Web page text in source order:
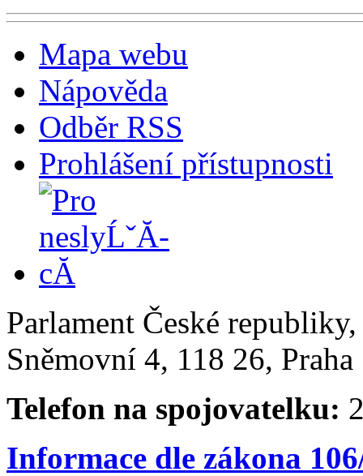
Mapa webu
Nápověda
Odběr RSS
Prohlášení přístupnosti
Parlament České
Sněmovní 4, 118 26,
Telefon na spojovatelku:
Informace dle zákona